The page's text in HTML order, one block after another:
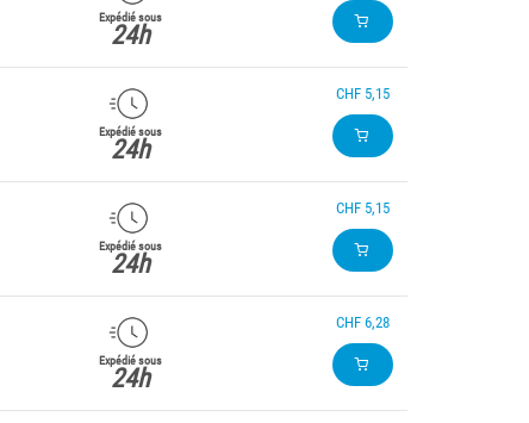
Expédié sous
24h
Expédié sous
24h
CHF 5,15
Expédié sous
24h
CHF 5,15
Expédié sous
24h
CHF 6,28